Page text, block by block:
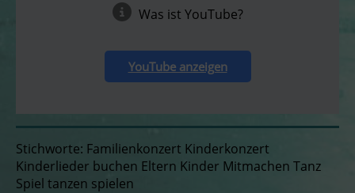
Was ist YouTube?
YouTube anzeigen
Stichworte: Familienkonzert Kinderkonzert
Kinderlieder buchen Eltern Kinder Mitmachen Tanz
Spiel tanzen spielen